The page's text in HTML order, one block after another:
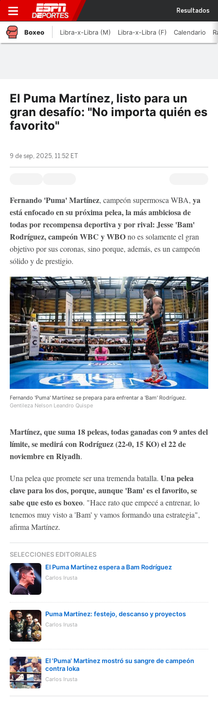
Resultados
Boxeo Libra-x-Libra (M) Libra-x-Libra (F) Calendario
El Puma Martínez, listo para un
gran desafío: "No importa quién es
favorito"
9 de sep, 2025, 11:52 ET
Fernando 'Puma' Martínez, campeón supermosca WBA, ya
está enfocado en su próxima pelea, la más ambiciosa de
todas por recompensa deportiva y por rival: Jesse 'Bam'
Rodríguez, campeón WBC y WBOno es solamente el gran
objetivo por sus coronas, sino porque, además, es un campeón
sólido y de prestigio.
Fernando 'Puma' Martínez se prepara para enfrentar a 'Bam' Rodríguez.
Gentileza Nelson Leandro Quispe
Martínez, que suma 18 peleas, todas ganadas con 9 antes del
límite, se medirá con Rodríguez (22-0, 15 KO) el 22 de
noviembre en Riyadh.
Una pelea que promete ser una tremenda batalla. Una pelea
clave para los dos, porque, aunque 'Bam' es el favorito, se
sabe que esto es boxeo. "Hace rato que empecé a entrenar, lo
tenemos muy visto a 'Bam' y vamos formando una estrategia",
afirma Martínez.
SELECCIONES EDITORIALES
El Puma Martínez espera a Bam Rodríguez
Carlos Irusta
Puma Martínez: festejo, descanso y proyectos
Carlos Irusta
El 'Puma' Martínez mostró su sangre de campeón
contra Ioka
Carlos Irusta